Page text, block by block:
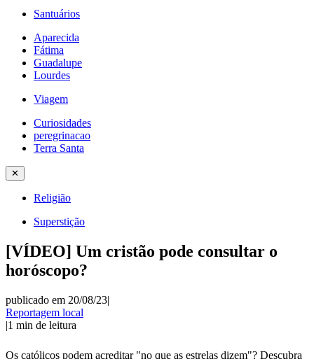
Santuários
Aparecida
Fátima
Guadalupe
Lourdes
Viagem
Curiosidades
peregrinacao
Terra Santa
✕
Religião
Superstição
[VÍDEO] Um cristão pode consultar o
horóscopo?
publicado em 20/08/23|
Reportagem local
|1 min de leitura
Os católicos podem acreditar "no que as estrelas dizem"? Descubra